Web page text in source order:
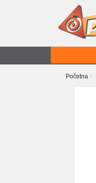
Početna